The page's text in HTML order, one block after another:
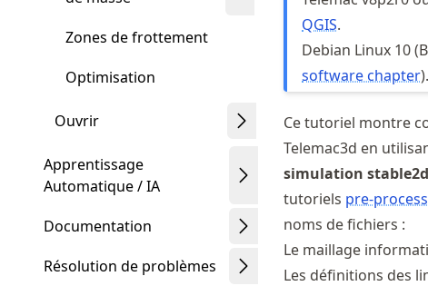
Zones de frottement
Optimisation
Ouvrir
Apprentissage
Automatique / IA
Documentation
Résolution de problèmes
QGIS.
Debian Linux 10
software chapter).
Ce tutoriel montre
Telemac3d en
simulation stable2d
tutoriels pre-
noms de fichiers :
Le maillage
Les définitions des